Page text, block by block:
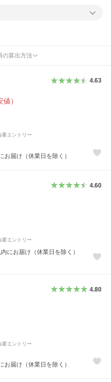
の算出方法
4.63
値）
要エントリー
お届け（休業日を除く）
4.60
要エントリー
にお届け（休業日を除く）
4.80
要エントリー
お届け（休業日を除く）